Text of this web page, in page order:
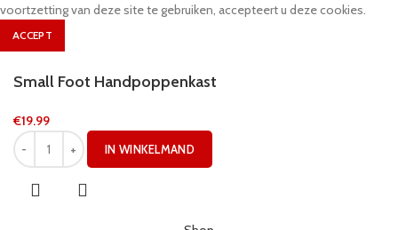
voortzetting van deze site te gebruiken, accepteert u deze cookies.
ACCEPT
Small Foot Handpoppenkast
€19.99
IN WINKELMAND